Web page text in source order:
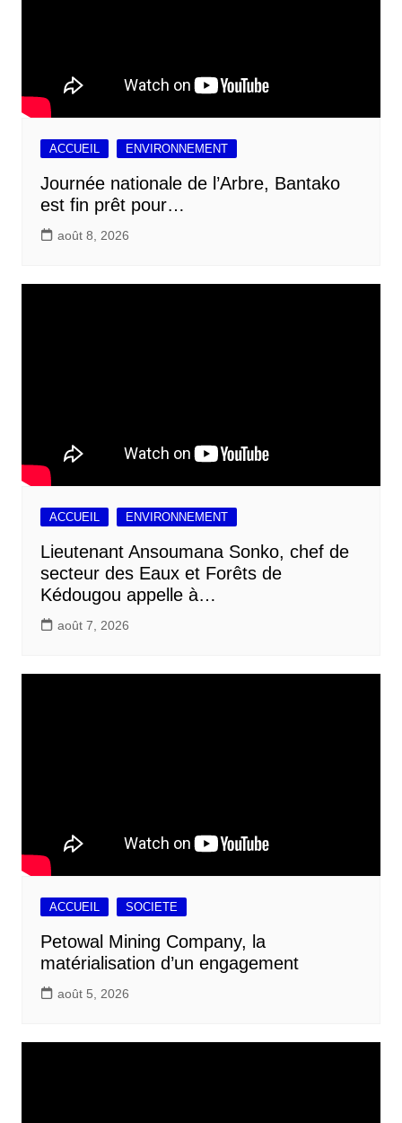
ACCUEIL ENVIRONNEMENT
Journée nationale de l’Arbre, Bantako
est fin prêt pour…
août 8, 2026
ACCUEIL ENVIRONNEMENT
Lieutenant Ansoumana Sonko, chef de
secteur des Eaux et Forêts de
Kédougou appelle à…
août 7, 2026
ACCUEIL SOCIETE
Petowal Mining Company, la
matérialisation d’un engagement
août 5, 2026